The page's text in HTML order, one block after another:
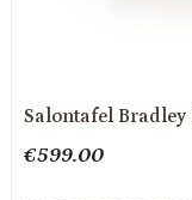
Salontafel Bradley
€599.00